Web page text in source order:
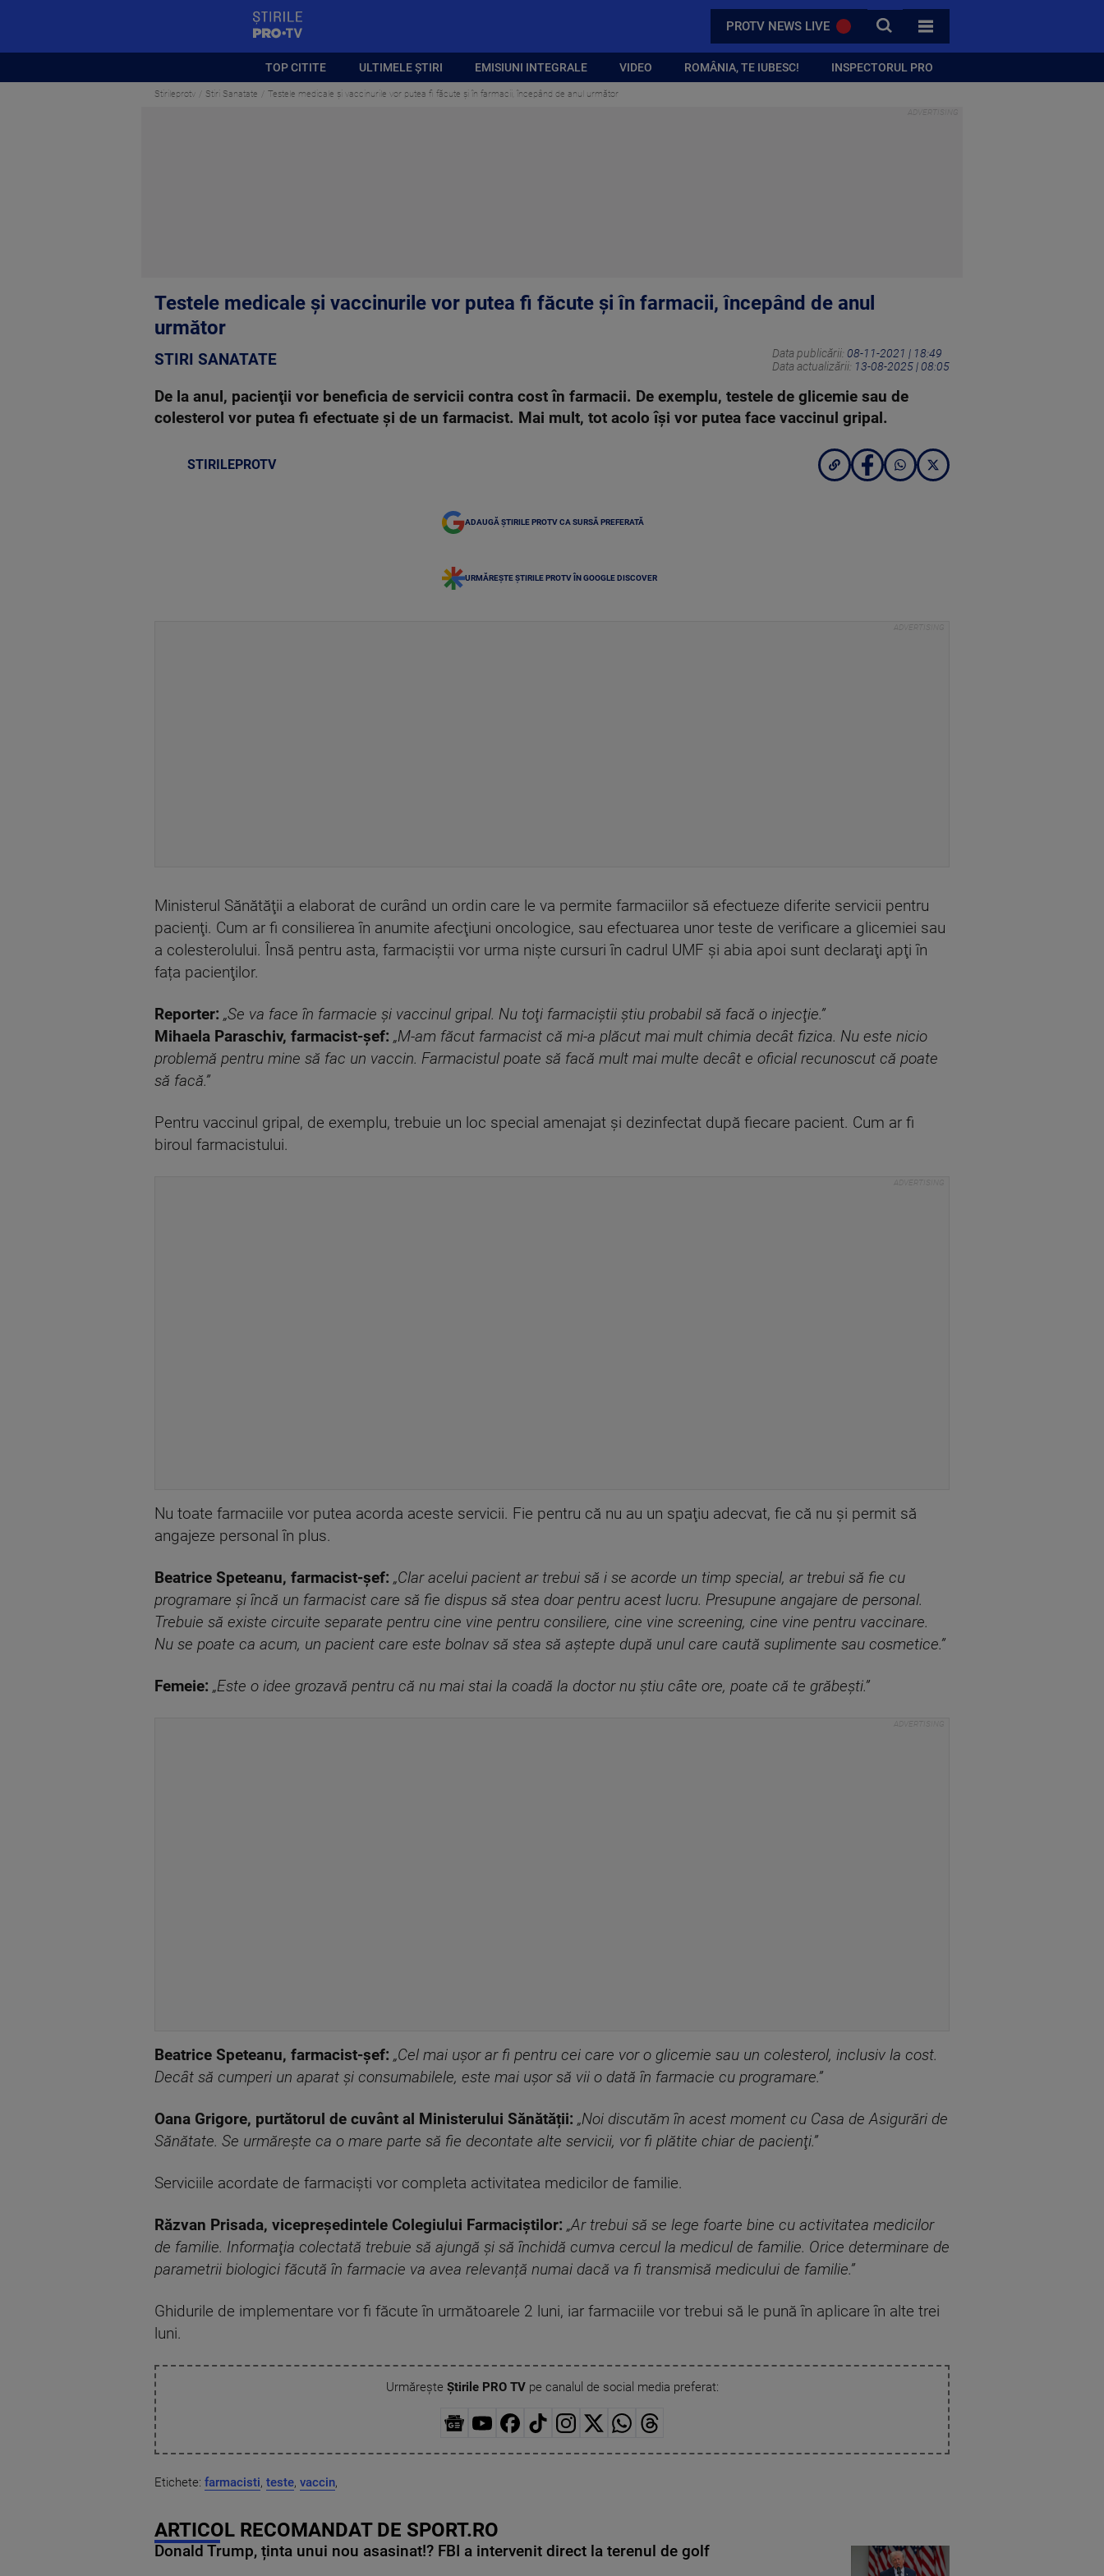
PROTV NEWS LIVE CAUTA
TOATE CATEGORIILE
TOP CITITE ULTIMELE ȘTIRI EMISIUNI INTEGRALE VIDEO ROMÂNIA, TE IUBESC! INSPECTORUL PRO
Stirileprotv Stiri Sanatate Testele medicale și vaccinurile vor putea fi făcute și în farmacii, începând de anul următor
Testele medicale și vaccinurile vor putea fi făcute și în farmacii, începând de anul
următor
STIRI SANATATE Data publicării: 08-11-2021 | 18:49
Data actualizării: 13-08-2025 | 08:05
De la anul, pacienţii vor beneficia de servicii contra cost în farmacii. De exemplu, testele de glicemie sau de
colesterol vor putea fi efectuate şi de un farmacist. Mai mult, tot acolo îşi vor putea face vaccinul gripal.
STIRILEPROTV
ADAUGĂ ȘTIRILE PROTV CA SURSĂ PREFERATĂ
URMĂREȘTE ȘTIRILE PROTV ÎN GOOGLE DISCOVER
Ministerul Sănătăţii a elaborat de curând un ordin care le va permite farmaciilor să efectueze diferite servicii pentru
pacienţi. Cum ar fi consilierea în anumite afecţiuni oncologice, sau efectuarea unor teste de verificare a glicemiei sau
a colesterolului. Însă pentru asta, farmaciştii vor urma nişte cursuri în cadrul UMF şi abia apoi sunt declaraţi apţi în
fața pacienţilor.
Reporter: „Se va face în farmacie şi vaccinul gripal. Nu toţi farmaciştii ştiu probabil să facă o injecţie.”
Mihaela Paraschiv, farmacist-șef: „M-am făcut farmacist că mi-a plăcut mai mult chimia decât fizica. Nu este nicio
problemă pentru mine să fac un vaccin. Farmacistul poate să facă mult mai multe decât e oficial recunoscut că poate
să facă.”
Pentru vaccinul gripal, de exemplu, trebuie un loc special amenajat şi dezinfectat după fiecare pacient. Cum ar fi
biroul farmacistului.
Nu toate farmaciile vor putea acorda aceste servicii. Fie pentru că nu au un spaţiu adecvat, fie că nu şi permit să
angajeze personal în plus.
Beatrice Speteanu, farmacist-șef: „Clar acelui pacient ar trebui să i se acorde un timp special, ar trebui să fie cu
programare şi încă un farmacist care să fie dispus să stea doar pentru acest lucru. Presupune angajare de personal.
Trebuie să existe circuite separate pentru cine vine pentru consiliere, cine vine screening, cine vine pentru vaccinare.
Nu se poate ca acum, un pacient care este bolnav să stea să aştepte după unul care caută suplimente sau cosmetice.”
Femeie: „Este o idee grozavă pentru că nu mai stai la coadă la doctor nu ştiu câte ore, poate că te grăbeşti.”
Beatrice Speteanu, farmacist-șef: „Cel mai uşor ar fi pentru cei care vor o glicemie sau un colesterol, inclusiv la cost.
Decât să cumperi un aparat şi consumabilele, este mai ușor să vii o dată în farmacie cu programare.”
Oana Grigore, purtătorul de cuvânt al Ministerului Sănătății: „Noi discutăm în acest moment cu Casa de Asigurări de
Sănătate. Se urmăreşte ca o mare parte să fie decontate alte servicii, vor fi plătite chiar de pacienţi.”
Serviciile acordate de farmacişti vor completa activitatea medicilor de familie.
Răzvan Prisada, vicepreședintele Colegiului Farmaciştilor: „Ar trebui să se lege foarte bine cu activitatea medicilor
de familie. Informaţia colectată trebuie să ajungă şi să închidă cumva cercul la medicul de familie. Orice determinare de
parametrii biologici făcută în farmacie va avea relevanță numai dacă va fi transmisă medicului de familie.”
Ghidurile de implementare vor fi făcute în următoarele 2 luni, iar farmaciile vor trebui să le pună în aplicare în alte trei
luni.
Urmărește Știrile PRO TVpe canalul de social media preferat:
Etichete: farmacisti, teste, vaccin,
ARTICOL RECOMANDAT DE SPORT.RO
Donald Trump, ținta unui nou asasinat!? FBI a intervenit direct la terenul de golf